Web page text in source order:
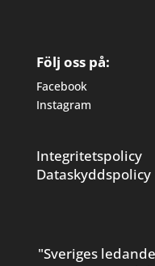
Följ oss på:
Facebook
Instagram
Integritetspolicy
Dataskyddspolicy
"Sveriges